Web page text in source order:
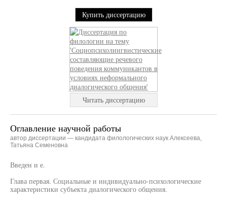
Купить диссертацию
Читать диссертацию
Оглавление научной работы
автор диссертации — кандидата филологических наук Алексеева,
Татьяна Семеновна
Введен и е.
Глава первая. Социальные и индивидуально-психологические
характеристики субъекта диалогического общения.